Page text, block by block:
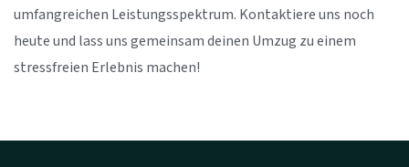
umfangreichen Leistungsspektrum. Kontaktiere uns noch
heute und lass uns gemeinsam deinen Umzug zu einem
stressfreien Erlebnis machen!